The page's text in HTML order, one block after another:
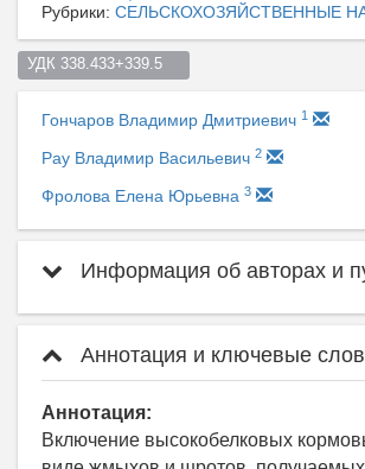
Рубрики: СЕЛЬСКОХОЗЯЙСТВЕННЫЕ
УДК 338.433+339.5
Гончаров Владимир Дмитриевич 1
Рау Владимир Васильевич 2
Фролова Елена Юрьевна 3
Информация об авторах и
Аннотация и ключевые
Аннотация:
Включение высокобелковых